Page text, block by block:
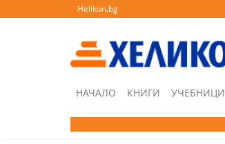
Helikon.bg
НАЧАЛО КНИГИ УЧЕБНИЦИ